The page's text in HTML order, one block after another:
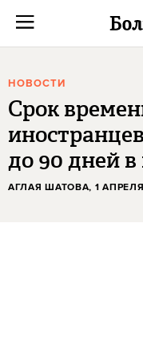
НОВОСТИ
Срок
до 90 дней в
АГЛАЯ ШАТОВА, 1